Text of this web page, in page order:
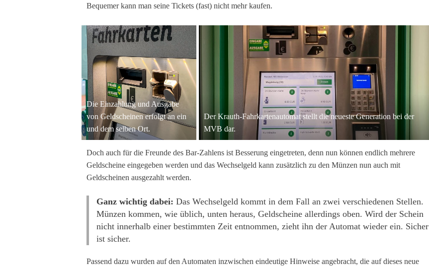
Bequemer kann man seine Tickets (fast) nicht mehr kaufen.
Die Einzahlung und Ausgabe
von Geldscheinen erfolgt an ein
und dem selben Ort.
Der Krauth-Fahrkartenautomat stellt die neueste Generation bei der
MVB dar.
Doch auch für die Freunde des Bar-Zahlens ist Besserung eingetreten, denn nun können endlich mehrere
Geldscheine eingegeben werden und das Wechselgeld kann zusätzlich zu den Münzen nun auch mit
Geldscheinen ausgezahlt werden.
Ganz wichtig dabei: Das Wechselgeld kommt in dem Fall an zwei verschiedenen Stellen.
Münzen kommen, wie üblich, unten heraus, Geldscheine allerdings oben. Wird der Schein
nicht innerhalb einer bestimmten Zeit entnommen, zieht ihn der Automat wieder ein. Sicher
ist sicher.
Passend dazu wurden auf den Automaten inzwischen eindeutige Hinweise angebracht, die auf dieses neue